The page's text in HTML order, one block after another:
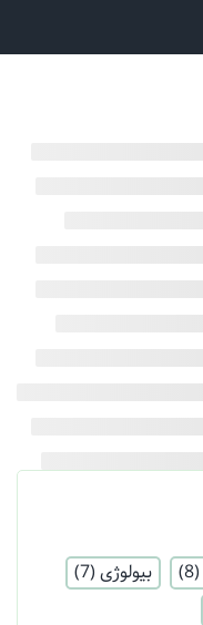
(8) بیولوژی (7)